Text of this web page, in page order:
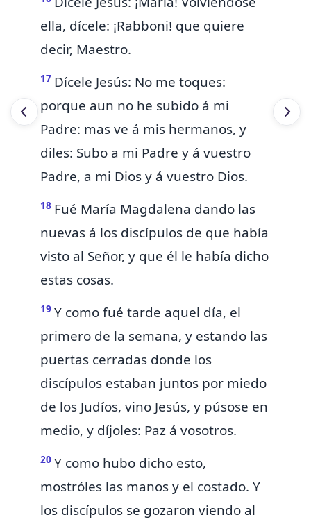
ella, dícele: ¡Rabboni! que quiere
decir, Maestro.
17 Dícele Jesús: No me toques:
porque aun no he subido á mi
Padre: mas ve á mis hermanos, y
diles: Subo a mi Padre y á vuestro
Padre, a mi Dios y á vuestro Dios.
18 Fué María Magdalena dando las
nuevas á los discípulos de que había
visto al Señor, y que él le había dicho
estas cosas.
19 Y como fué tarde aquel día, el
primero de la semana, y estando las
puertas cerradas donde los
discípulos estaban juntos por miedo
de los Judíos, vino Jesús, y púsose en
medio, y díjoles: Paz á vosotros.
20 Y como hubo dicho esto,
mostróles las manos y el costado. Y
los discípulos se gozaron viendo al